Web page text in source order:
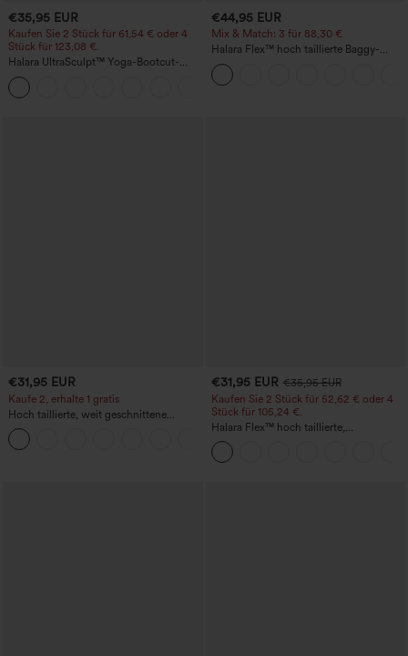
€35,95 EUR
Kaufen Sie 2 Stück für 61,54 € oder 4
Stück für 123,08 €.
Halara UltraSculpt™ Yoga-Bootcut-
Leggings mit hoher Taille,
bauchformender Unterstützung und
Tasche
€44,95 EUR
Mix & Match: 3 für 88,30 €
Halara Flex™ hoch taillierte Baggy-
Jeans mit Taschen, weitem Bein,
stonewashed, lässig
€31,95 EUR
Kaufe 2, erhalte 1 gratis
Hoch taillierte, weit geschnittene
Freizeithose aus Leinenmischung mit
Kordelzug und Taschen
€31,95 EUR €35,95 EUR
Kaufen Sie 2 Stück für 52,62 € oder 4
Stück für 105,24 €.
Halara Flex™ hoch taillierte,
figurformende Arbeitshose, die die Taille
schmaler wirken lässt, mit Taschen,
weitem Bein und Mikro-Waffelstruktur